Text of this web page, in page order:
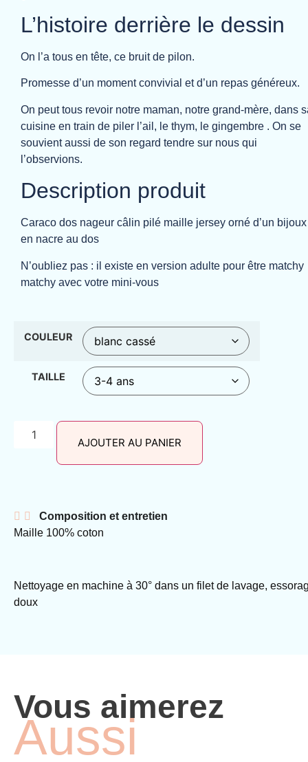
L’histoire derrière le dessin
On l’a tous en tête, ce bruit de pilon.
Promesse d’un moment convivial et d’un repas généreux.
On peut tous revoir notre maman, notre grand-mère, dans
cuisine en train de piler l’ail, le thym, le gingembre . On se
souvient aussi de son regard tendre sur nous qui
l’observions.
Description produit
Caraco dos nageur câlin pilé maille jersey orné d’un bijoux
en nacre au dos
N’oubliez pas : il existe en version adulte pour être matchy
matchy avec votre mini-vous
COULEUR
TAILLE
AJOUTER AU PANIER
Composition et entretien
Maille 100% coton
Nettoyage en machine à 30° dans un filet de lavage,
doux
Vous aimerez
Aussi